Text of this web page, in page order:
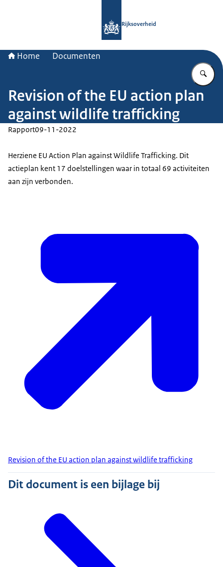
Rijksoverheid
Home Documenten
Revision of the EU action plan
against wildlife trafficking
Rapport09-11-2022
Herziene EU Action Plan against Wildlife Trafficking. Dit
actieplan kent 17 doelstellingen waar in totaal 69 activiteiten
aan zijn verbonden.
Revision of the EU action plan against wildlife trafficking
Dit document is een bijlage bij